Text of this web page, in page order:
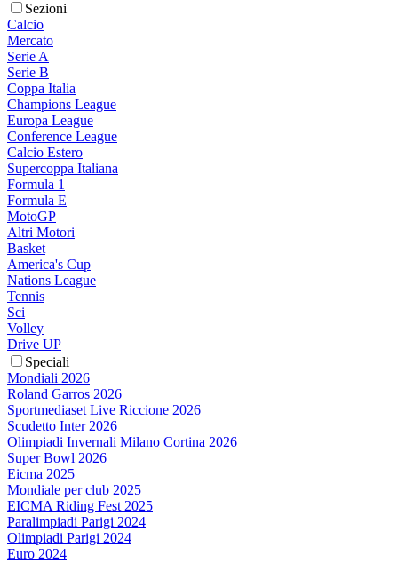
Sezioni
Calcio
Mercato
Serie A
Serie B
Coppa Italia
Champions League
Europa League
Conference League
Calcio Estero
Supercoppa Italiana
Formula 1
Formula E
MotoGP
Altri Motori
Basket
America's Cup
Nations League
Tennis
Sci
Volley
Drive UP
Speciali
Mondiali 2026
Roland Garros 2026
Sportmediaset Live Riccione 2026
Scudetto Inter 2026
Olimpiadi Invernali Milano Cortina 2026
Super Bowl 2026
Eicma 2025
Mondiale per club 2025
EICMA Riding Fest 2025
Paralimpiadi Parigi 2024
Olimpiadi Parigi 2024
Euro 2024